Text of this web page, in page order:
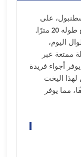
على
متن هذا اليخت الفاخر الرائع الذي يبلغ طوله 20 مترًا.
اليوم،
ممتعة عبر
أجواء فريدة
لهذا اليخت
ما يصل إلى 20 ضيفًا، مما يوفر